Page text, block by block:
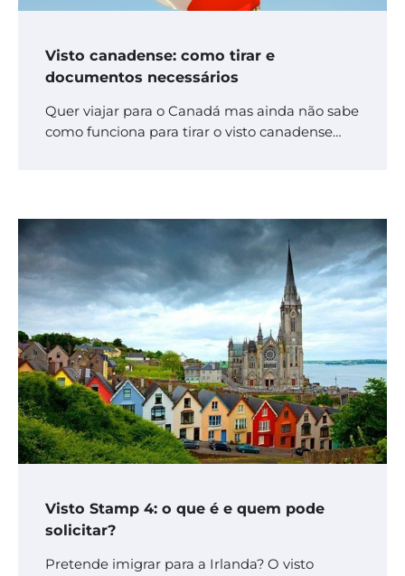
Visto canadense: como tirar e
documentos necessários
Quer viajar para o Canadá mas ainda não sabe
como funciona para tirar o visto canadense…
Visto Stamp 4: o que é e quem pode
solicitar?
Pretende imigrar para a Irlanda? O visto